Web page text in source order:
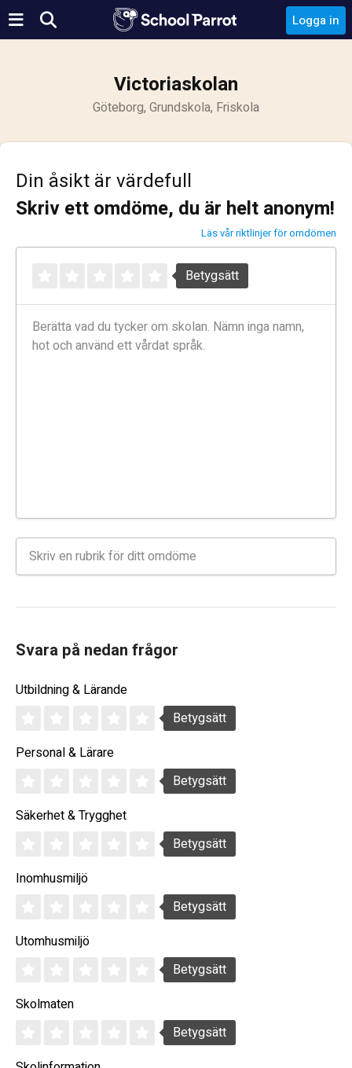
Logga in
Victoriaskolan
Göteborg, Grundskola, Friskola
Din åsikt är värdefull
Skriv ett omdöme, du är helt anonym!
Läs vår riktlinjer för omdömen
Betygsätt
Svara på nedan frågor
Utbildning & Lärande
Betygsätt
Personal & Lärare
Betygsätt
Säkerhet & Trygghet
Betygsätt
Inomhusmiljö
Betygsätt
Utomhusmiljö
Betygsätt
Skolmaten
Betygsätt